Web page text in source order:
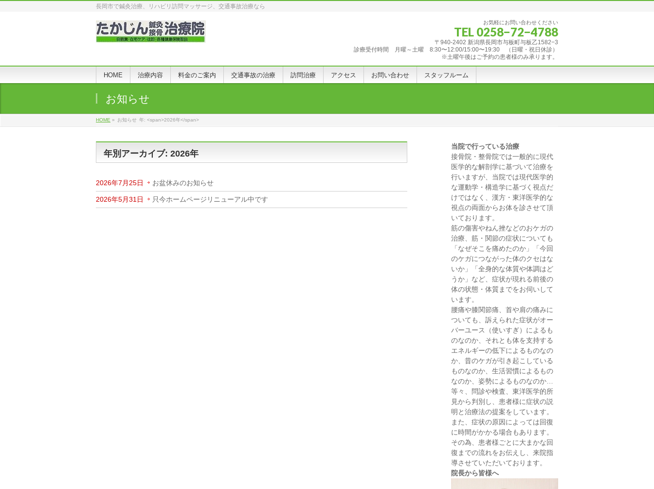
長岡市で鍼灸治療、リハビリ訪問マッサージ、交通事故治療なら
お気軽にお問い合わせください
TEL 0258−72−4788
〒940-2402 新潟県長岡市与板町与板乙1582−3
診療受付時間 月曜～土曜 8:30〜12:00/15:00〜19:30 （日曜・祝日休診）
※土曜午後はご予約の患者様のみ承ります。
HOME 治療内容 料金のご案内 交通事故の治療 訪問治療 アクセス お問い合わせ スタッフルーム
お知らせ
HOME » お知らせ 年: <span>2026年</span>
年別アーカイブ: 2026年
2026年7月25日 お盆休みのお知らせ
2026年5月31日 只今ホームページリニューアル中です
当院で行っている治療
接骨院・整骨院では一般的に現代
医学的な解剖学に基づいて治療を
行いますが、当院では現代医学的
な運動学・構造学に基づく視点だ
けではなく、漢方・東洋医学的な
視点の両面からお体を診させて頂
いております。
筋の傷害やねん挫などのおケガの
治療、筋・関節の症状についても
「なぜそこを痛めたのか」「今回
のケガにつながった体のクセはな
いか」「全身的な体質や体調はど
うか」など、症状が現れる前後の
体の状態・体質までをお伺いして
います。
腰痛や膝関節痛、首や肩の痛みに
ついても、訴えられた症状がオー
バーユース（使いすぎ）によるも
のなのか、それとも体を支持する
エネルギーの低下によるものなの
か、昔のケガが引き起こしている
ものなのか、生活習慣によるもの
なのか、姿勢によるものなのか…
等々、問診や検査、東洋医学的所
見から判別し、患者様に症状の説
明と治療法の提案をしています。
また、症状の原因によっては回復
に時間がかかる場合もあります。
その為、患者様ごとに大まかな回
復までの流れをお伝えし、来院指
導させていただいております。
院長から皆様へ